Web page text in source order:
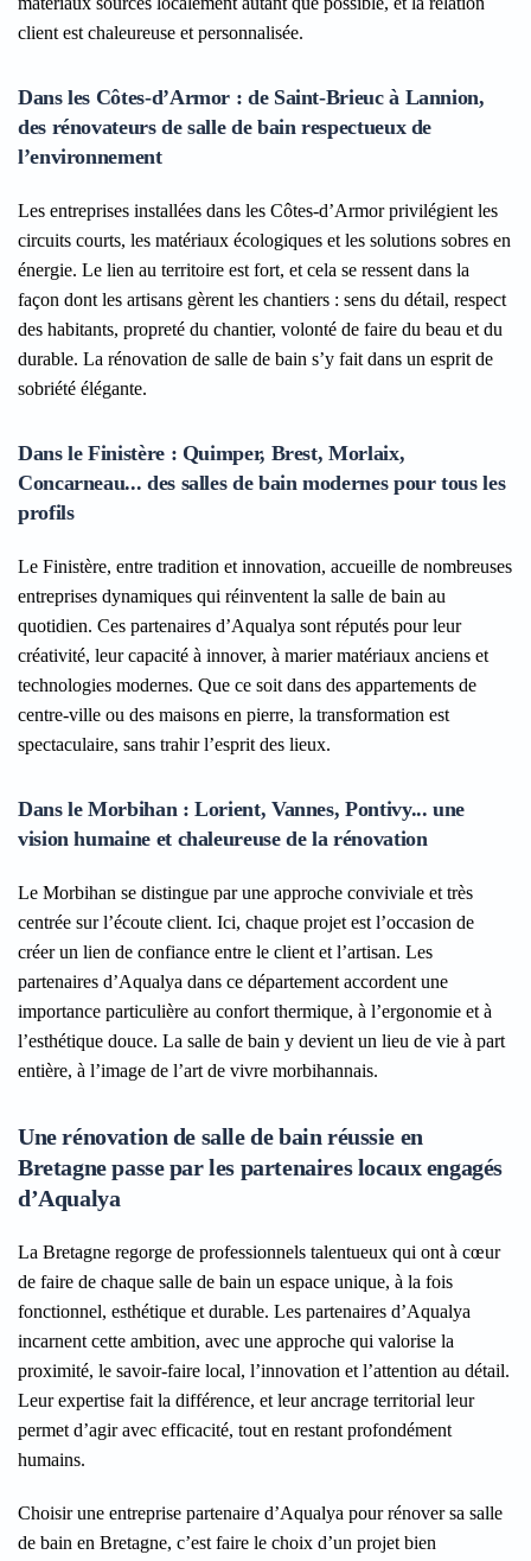
client est chaleureuse et personnalisée.
Dans les Côtes-d’Armor : de Saint-Brieuc à Lannion,
des rénovateurs de salle de bain respectueux de
l’environnement
Les entreprises installées dans les Côtes-d’Armor privilégient les
circuits courts, les matériaux écologiques et les solutions sobres en
énergie. Le lien au territoire est fort, et cela se ressent dans la
façon dont les artisans gèrent les chantiers : sens du détail, respect
des habitants, propreté du chantier, volonté de faire du beau et du
durable. La rénovation de salle de bain s’y fait dans un esprit de
sobriété élégante.
Dans le Finistère : Quimper, Brest, Morlaix,
Concarneau... des salles de bain modernes pour tous les
profils
Le Finistère, entre tradition et innovation, accueille de nombreuses
entreprises dynamiques qui réinventent la salle de bain au
quotidien. Ces partenaires d’Aqualya sont réputés pour leur
créativité, leur capacité à innover, à marier matériaux anciens et
technologies modernes. Que ce soit dans des appartements de
centre-ville ou des maisons en pierre, la transformation est
spectaculaire, sans trahir l’esprit des lieux.
Dans le Morbihan : Lorient, Vannes, Pontivy... une
vision humaine et chaleureuse de la rénovation
Le Morbihan se distingue par une approche conviviale et très
centrée sur l’écoute client. Ici, chaque projet est l’occasion de
créer un lien de confiance entre le client et l’artisan. Les
partenaires d’Aqualya dans ce département accordent une
importance particulière au confort thermique, à l’ergonomie et à
l’esthétique douce. La salle de bain y devient un lieu de vie à part
entière, à l’image de l’art de vivre morbihannais.
Une rénovation de salle de bain réussie en
Bretagne passe par les partenaires locaux engagés
d’Aqualya
La Bretagne regorge de professionnels talentueux qui ont à cœur
de faire de chaque salle de bain un espace unique, à la fois
fonctionnel, esthétique et durable. Les partenaires d’Aqualya
incarnent cette ambition, avec une approche qui valorise la
proximité, le savoir-faire local, l’innovation et l’attention au détail.
Leur expertise fait la différence, et leur ancrage territorial leur
permet d’agir avec efficacité, tout en restant profondément
humains.
Choisir une entreprise partenaire d’Aqualya pour rénover sa salle
de bain en Bretagne, c’est faire le choix d’un projet bien